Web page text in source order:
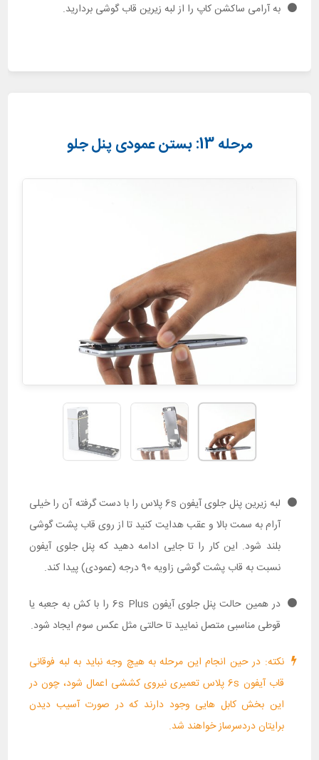
به آرامی ساکشن کاپ را از لبه زیرین قاب گوشی بردارید.
مرحله 13: بستن عمودی پنل جلو
لبه زیرین پنل جلوی آیفون 6s پلاس را با دست گرفته آن را خیلی
آرام به سمت بالا و عقب هدایت کنید تا از روی قاب پشت گوشی
بلند شود. این کار را تا جایی ادامه دهید که پنل جلوی آیفون
نسبت به قاب پشت گوشی زاویه 90 درجه (عمودی) پیدا کند.
در همین حالت پنل جلوی آیفون 6s Plus را با کش به جعبه یا
قوطی مناسبی متصل نمایید تا حالتی مثل عکس سوم ایجاد شود.
نکته: در حین انجام این مرحله به هیچ وجه نباید به لبه فوقانی
قاب آیفون 6s پلاس تعمیری نیروی کششی اعمال شود، چون در
این بخش کابل هایی وجود دارند که در صورت آسیب دیدن
برایتان دردسرساز خواهند شد.